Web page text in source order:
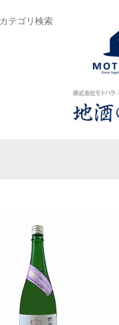
カテゴリ検索